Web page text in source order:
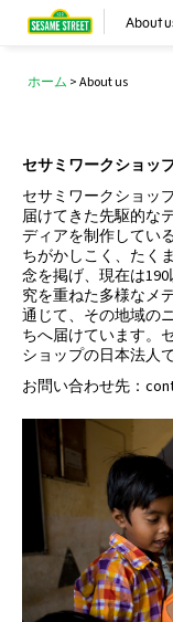
About
ホーム >About us
セサミワークショッ
セサミワークショッ
届けてきた先駆的な
ディアを制作してい
ちがかしこく、たく
念を掲げ、現在は
究を重ねた多様なメ
通じて、その地域の
ちへ届けています。
ショップの日本法人で
お問い合わせ先：